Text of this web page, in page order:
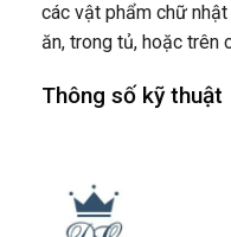
các vật phẩm chữ
ăn, trong tủ, hoặc trên
Thông số kỹ thuật